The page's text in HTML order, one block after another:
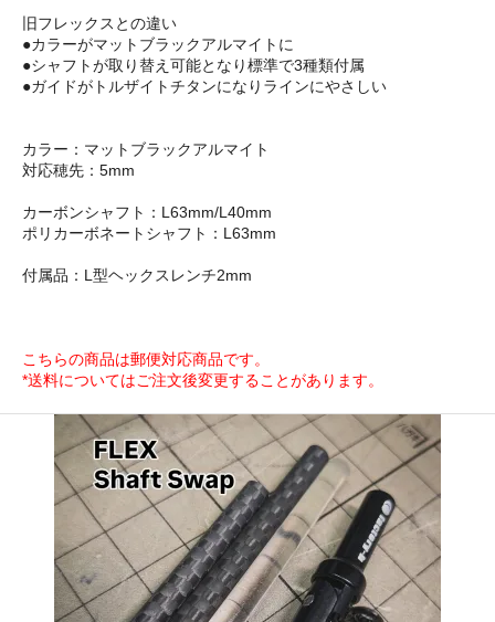
旧フレックスとの違い
●カラーがマットブラックアルマイトに
●シャフトが取り替え可能となり標準で3種類付属
●ガイドがトルザイトチタンになりラインにやさしい
カラー：マットブラックアルマイト
対応穂先：5mm
カーボンシャフト：L63mm/L40mm
ポリカーボネートシャフト：L63mm
付属品：L型ヘックスレンチ2mm
こちらの商品は郵便対応商品です。
*送料についてはご注文後変更することがあります。